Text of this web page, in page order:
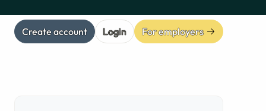
Create account Login For employers